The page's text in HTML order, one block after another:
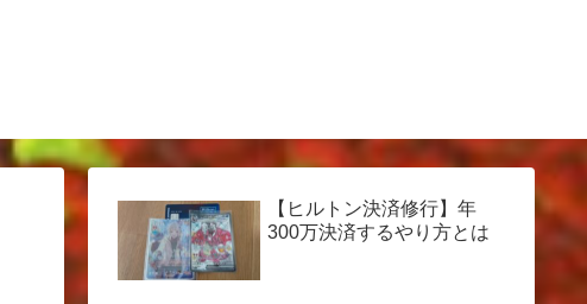
【ヒルトン決済修行】年
300万決済するやり方とは